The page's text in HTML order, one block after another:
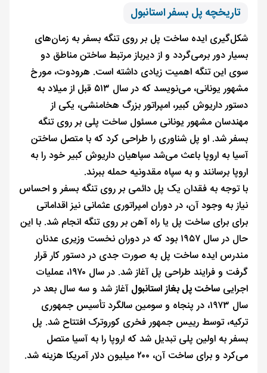
تاریخچه پل بسفر استانبول
شکل‌گیری ایده ساخت پل بر روی تنگه بسفر به زمان‌های
بسیار دور برمی‌گردد و از دیرباز مرتبط ساختن مناطق دو
سوی این تنگه اهمیت زیادی داشته است. هرودوت، مورخ
مشهور یونانی، می‌نویسد که در سال ۵۱۳ قبل از میلاد به
دستور داریوش کبیر، امپراتور بزرگ هخامنشی، یکی از
مهندسان مشهور یونانی مسئول ساخت پلی بر روی تنگه
بسفر شد. او پل شناوری را طراحی کرد که با متصل ساختن
آسیا به اروپا باعث می‌شد سپاهیان داریوش کبیر خود را به
اروپا برسانند و به سپاه مقدونیه حمله ببرند.
با توجه به فقدان یک پل دائمی بر روی تنگه بسفر و احساس
نیاز به وجود آن، در دوران امپراتوری عثمانی نیز اقداماتی
برای برای ساخت پل یا راه آهن بر روی تنگه انجام شد. با این
حال در سال ۱۹۵۷ بود که در دوران نخست وزیری عدنان
مندرس ایده ساخت پل به صورت جدی در دستور کار قرار
گرفت و فرایند طراحی پل آغاز شد. در سال ۱۹۷۰، عملیات
اجرایی ساخت پل بغاز استانبول آغاز شد و سه سال بعد در
سال ۱۹۷۳، در پنجاه و سومین سالگرد تأسیس جمهوری
ترکیه، توسط رییس جمهور فخری کوروترک افتتاح شد. پل
بسفر به اولین پلی تبدیل شد که اروپا را به آسیا متصل
می‌کرد و برای ساخت آن، ۲۰۰ میلیون دلار آمریکا هزینه شد.